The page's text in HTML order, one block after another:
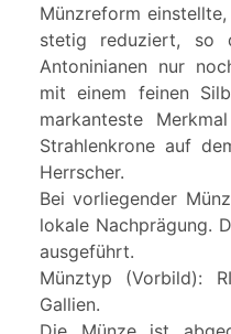
Münzreform
stetig reduziert, so
Antoninianen nur
mit einem feinen
markanteste
Strahlenkrone auf
Herrscher.
Bei vorliegender
lokale Nachprägung.
ausgeführt.
Münztyp (Vorbild):
Gallien.